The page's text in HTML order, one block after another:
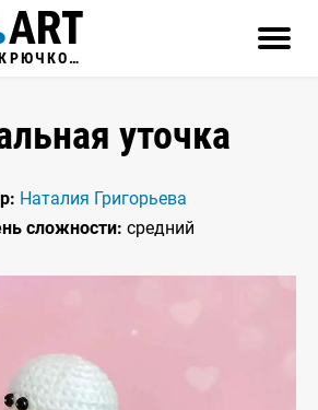
СХЕМЫ ВЯЗАНИЯ КРЮЧКОМ
уточка
Наталия Григорьева
сложности: средний